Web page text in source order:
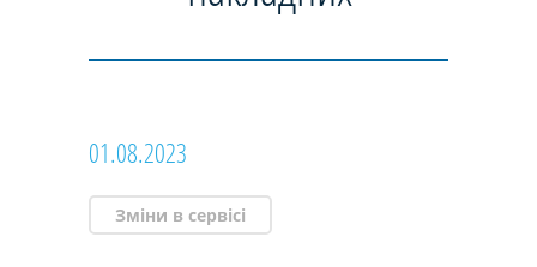
01.08.2023
Зміни в сервісі